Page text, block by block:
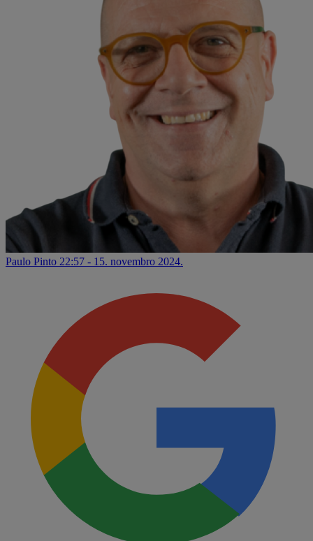
Paulo Pinto 22:57 - 15. novembro 2024.